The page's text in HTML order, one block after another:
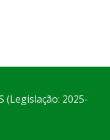
(Legislação: 2025-